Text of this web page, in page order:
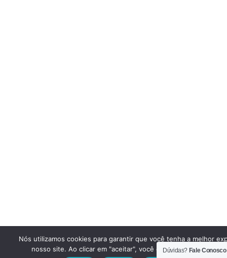
Dúvidas? Fale Conosco
Nós utilizamos cookies para garantir que você tenha a melhor
nosso site. Ao clicar em "aceitar", você concorda em utilizar